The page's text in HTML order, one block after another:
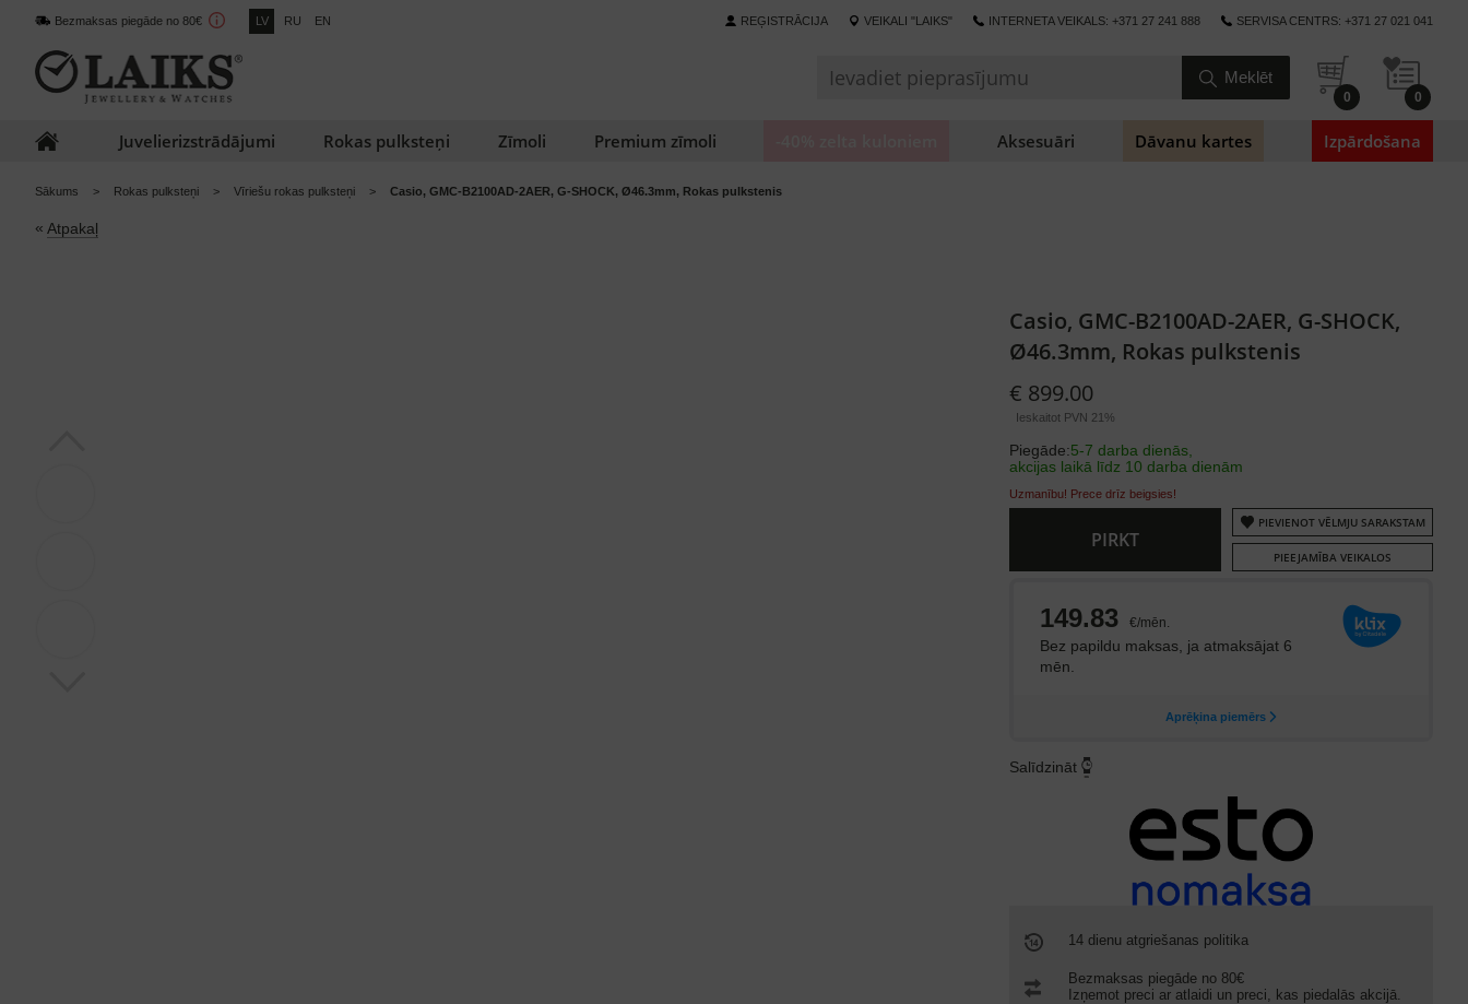
Bezmaksas piegāde no 80€ LV RU EN REĢISTRĀCIJA VEIKALI "LAIKS" INTERNETA VEIKALS: +371 27 241 888 SERVISA CENTRS: +371 27 021 041
0 0
Juvelierizstrādājumi Rokas pulksteņi Zīmoli Premium zīmoli Aksesuāri Dāvanu kartes Izpārdošana
Sākums Rokas pulksteņi Vīriešu rokas pulksteņi Casio, GMC-B2100AD-2AER, G-SHOCK, Ø46.3mm, Rokas pulkstenis
« Atpakaļ
Casio, GMC-B2100AD-2AER, G-SHOCK,
Ø46.3mm, Rokas pulkstenis
€ 899.00
Ieskaitot PVN 21%
Piegāde:5-7 darba dienās,
akcijas laikā līdz 10 darba dienām
Uzmanību! Prece drīz beigsies!
PIRKT
PIEVIENOT VĒLMJU SARAKSTAM
PIEEJAMĪBA VEIKALOS
Salīdzināt
14 dienu atgriešanas politika
Bezmaksas piegāde no 80€
Izņemot preci ar atlaidi un preci, kas piedalās akcijā.